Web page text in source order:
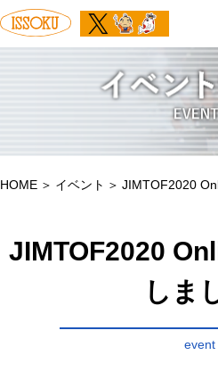
HOME イベント JIMTOF2020
JIMTOF2020
しま
event